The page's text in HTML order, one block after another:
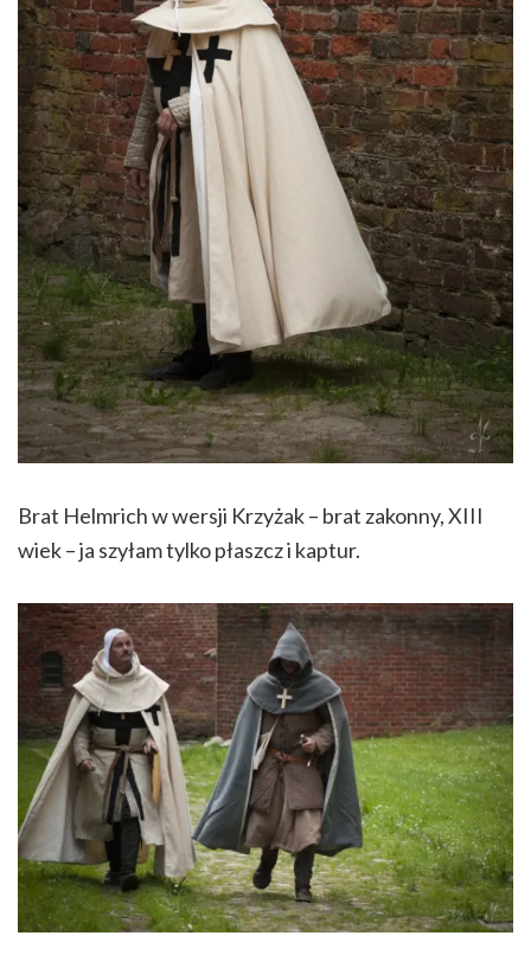
Brat Helmrich w wersji Krzyżak – brat zakonny, XIII
wiek – ja szyłam tylko płaszcz i kaptur.